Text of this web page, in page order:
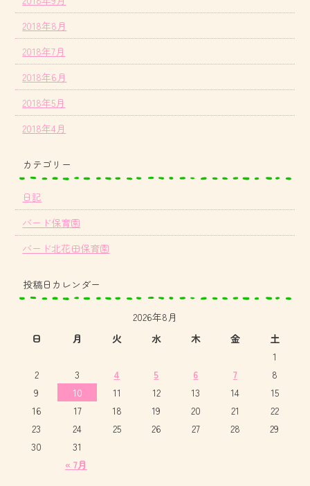
2018年8月
2018年7月
2018年6月
2018年5月
2018年4月
カテゴリー
日記
バード保育園
バード北花田保育園
投稿日カレンダー
2026年8月
日
月 火 水 木 金 土
« 7月
1
2
3 4 5 6 7
8
9
10 11 12 13 14
15
16
17 18 19 20 21
22
23
24 25 26 27 28
29
30
31